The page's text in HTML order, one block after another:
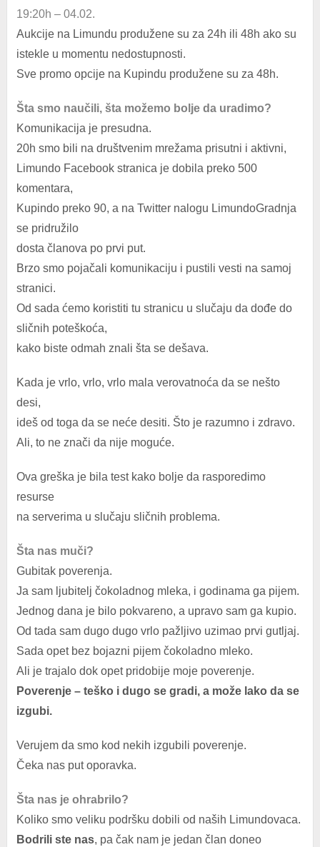
19:20h – 04.02.
Aukcije na Limundu produžene su za 24h ili 48h ako su
istekle u momentu nedostupnosti.
Sve promo opcije na Kupindu produžene su za 48h.
Šta smo naučili, šta možemo bolje da uradimo?
Komunikacija je presudna.
20h smo bili na društvenim mrežama prisutni i aktivni,
Limundo Facebook stranica je dobila preko 500
komentara,
Kupindo preko 90, a na Twitter nalogu LimundoGradnja
se pridružilo
dosta članova po prvi put.
Brzo smo pojačali komunikaciju i pustili vesti na samoj
stranici.
Od sada ćemo koristiti tu stranicu u slučaju da dođe do
sličnih poteškoća,
kako biste odmah znali šta se dešava.
Kada je vrlo, vrlo, vrlo mala verovatnoća da se nešto
desi,
ideš od toga da se neće desiti. Što je razumno i zdravo.
Ali, to ne znači da nije moguće.
Ova greška je bila test kako bolje da rasporedimo
resurse
na serverima u slučaju sličnih problema.
Šta nas muči?
Gubitak poverenja.
Ja sam ljubitelj čokoladnog mleka, i godinama ga pijem.
Jednog dana je bilo pokvareno, a upravo sam ga kupio.
Od tada sam dugo dugo vrlo pažljivo uzimao prvi gutljaj.
Sada opet bez bojazni pijem čokoladno mleko.
Ali je trajalo dok opet pridobije moje poverenje.
Poverenje – teško i dugo se gradi, a može lako da se
izgubi.
Verujem da smo kod nekih izgubili poverenje.
Čeka nas put oporavka.
Šta nas je ohrabrilo?
Koliko smo veliku podršku dobili od naših Limundovaca.
Bodrili ste nas, pa čak nam je jedan član doneo